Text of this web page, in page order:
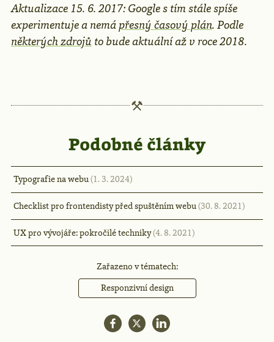
Aktualizace 15. 6. 2017: Google s tím stále spíše
experimentuje a nemá přesný časový plán. Podle
některých zdrojů to bude aktuální až v roce 2018.
Podobné články
Typografie na webu(1. 3. 2024)
Checklist pro frontendisty před spuštěním webu(30. 8. 2021)
UX pro vývojáře: pokročilé techniky(4. 8. 2021)
Zařazeno v tématech:
Responzivní design